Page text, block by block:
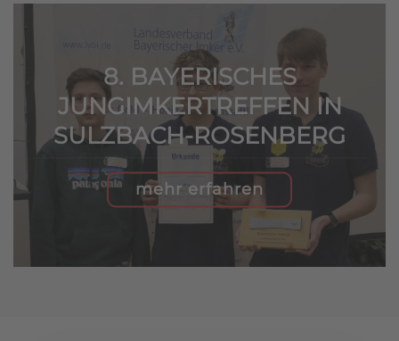
8. BAYERISCHES
JUNGIMKERTREFFEN IN
SULZBACH-ROSENBERG
mehr erfahren